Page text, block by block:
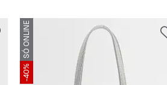
SÓ ONLINE
-40%